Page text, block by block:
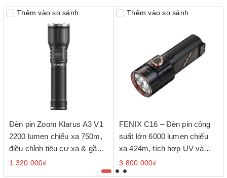
Thêm vào so sánh
Đèn pin Zoom Klarus A3 V1
2200 lumen chiếu xa 750m,
điều chỉnh tiêu cự xa & gần,
sạc USB-C
1.320.000₫
Thêm vào so sánh
FENIX C16 – Đèn pin công
suất lớn 6000 lumen chiếu
xa 424m, tích hợp UV và
đèn đỏ, sạc nhanh USB-C
20W
3.800.000₫